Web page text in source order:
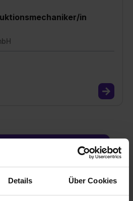
Details Über Cookies
in
automatisch
aktivieren